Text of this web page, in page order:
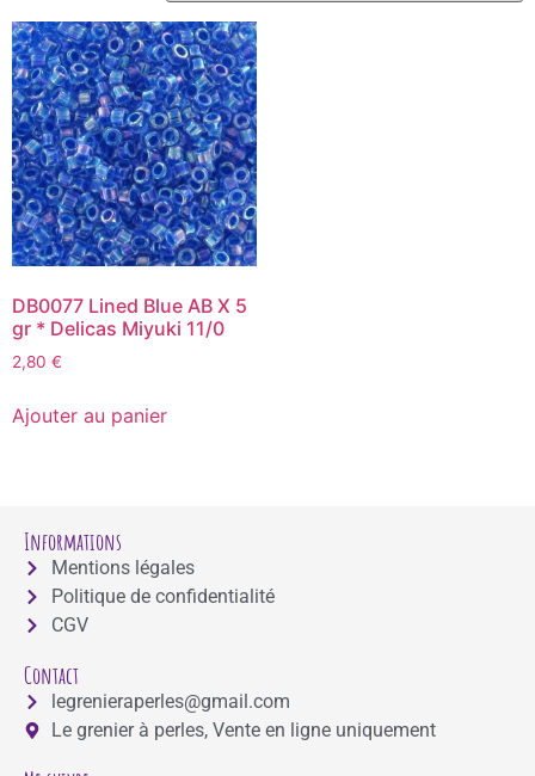
DB0077 Lined Blue AB X 5
gr * Delicas Miyuki 11/0
2,80 €
Ajouter au panier
Informations
Mentions légales
Politique de confidentialité
CGV
Contact
legrenieraperles@gmail.com
Le grenier à perles, Vente en ligne uniquement